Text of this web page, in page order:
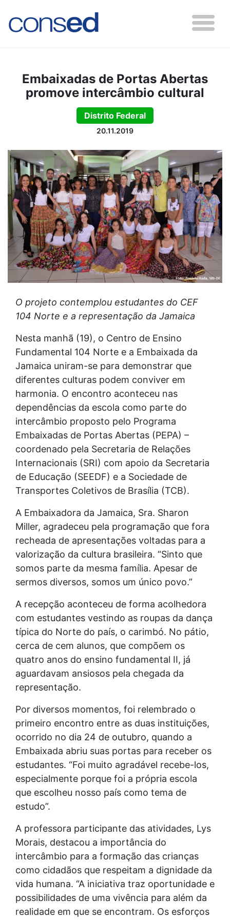
Embaixadas de Portas Abertas
promove intercâmbio cultural
Distrito Federal
20.11.2019
O projeto contemplou estudantes do CEF
104 Norte e a representação da Jamaica
Nesta manhã (19), o Centro de Ensino
Fundamental 104 Norte e a Embaixada da
Jamaica uniram-se para demonstrar que
diferentes culturas podem conviver em
harmonia. O encontro aconteceu nas
dependências da escola como parte do
intercâmbio proposto pelo Programa
Embaixadas de Portas Abertas (PEPA) –
coordenado pela Secretaria de Relações
Internacionais (SRI) com apoio da Secretaria
de Educação (SEEDF) e a Sociedade de
Transportes Coletivos de Brasília (TCB).
A Embaixadora da Jamaica, Sra. Sharon
Miller, agradeceu pela programação que fora
recheada de apresentações voltadas para a
valorização da cultura brasileira. “Sinto que
somos parte da mesma família. Apesar de
sermos diversos, somos um único povo.”
A recepção aconteceu de forma acolhedora
com estudantes vestindo as roupas da dança
típica do Norte do país, o carimbó. No pátio,
cerca de cem alunos, que compõem os
quatro anos do ensino fundamental II, já
aguardavam ansiosos pela chegada da
representação.
Por diversos momentos, foi relembrado o
primeiro encontro entre as duas instituições,
ocorrido no dia 24 de outubro, quando a
Embaixada abriu suas portas para receber os
estudantes. “Foi muito agradável recebe-los,
especialmente porque foi a própria escola
que escolheu nosso país como tema de
estudo”.
A professora participante das atividades, Lys
Morais, destacou a importância do
intercâmbio para a formação das crianças
como cidadãos que respeitam a dignidade da
vida humana. “A iniciativa traz oportunidade e
possibilidades de uma vivência para além da
realidade em que se encontram. Os esforços